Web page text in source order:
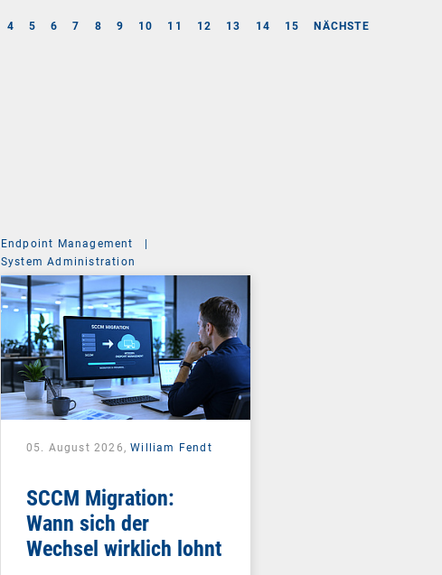
4 5 6 7 8 9 10 11 12 13 14 15 NÄCHSTE
Endpoint Management
|
System Administration
05. August 2026,William Fendt
SCCM Migration:
Wann sich der
Wechsel wirklich lohnt